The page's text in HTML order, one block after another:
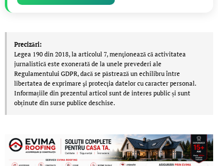
Precizări:
Legea 190 din 2018, la articolul 7, menţionează că activitatea
jurnalistică este exonerată de la unele prevederi ale
Regulamentului GDPR, dacă se păstrează un echilibru între
libertatea de exprimare şi protecţia datelor cu caracter personal.
Informațiile din prezentul articol sunt de interes public și sunt
obținute din surse publice deschise.